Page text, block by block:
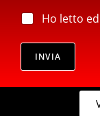
*
p
i
a
Ho letto
INVIA